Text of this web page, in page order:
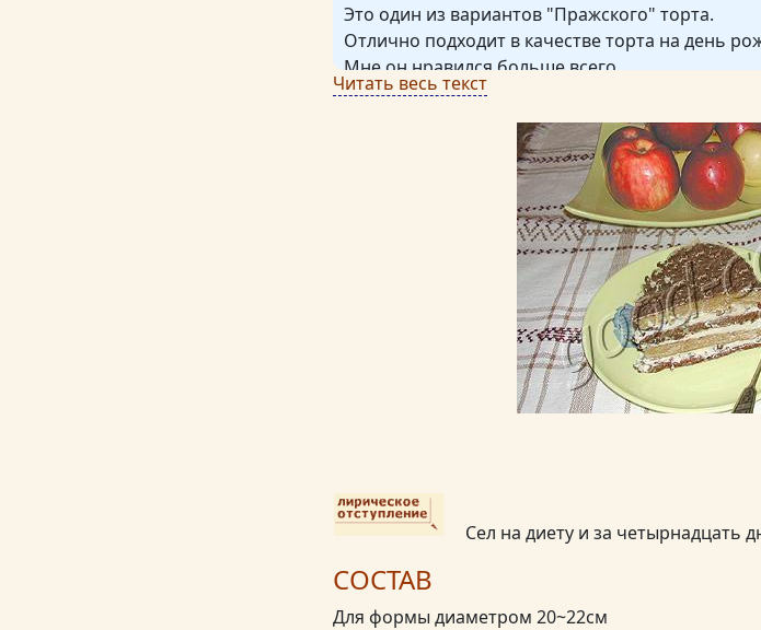
Это один из вариантов "Пражского" торта.
Отлично подходит в качестве торта на день
Мне он нравился больше всего.
Во-первых, получается веселенькая
Во-вторых, крем необычайно нежный. Он
или заварной крем на помадке по
результат, что я и не ожидала.
В-третьих оказалось, что прослаивать торт
И в-четвертых я даже не предполагала, что
улучшит вкус. Обычно шоколад натирается
внутри придал весьма существенную
Читать весь текст
Сел на диету и за четырнадцать
СОСТАВ
Для формы диаметром 20~22см